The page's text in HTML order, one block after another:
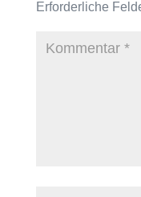
Erforderliche